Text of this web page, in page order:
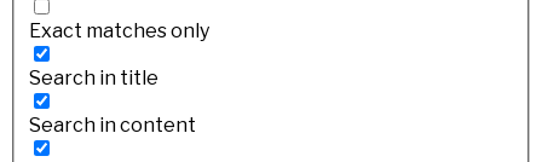
Exact matches only
Search in title
Search in content